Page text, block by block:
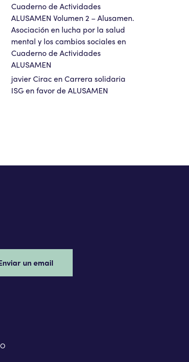
Cuaderno de Actividades
ALUSAMEN Volumen 2 – Alusamen.
Asociación en lucha por la salud
mental y los cambios socialesen
Cuaderno de Actividades
ALUSAMEN
javier Ciracen Carrera solidaria
ISG en favor de ALUSAMEN
un email